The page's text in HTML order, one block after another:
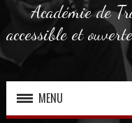
Académie de
accessible et
MENU